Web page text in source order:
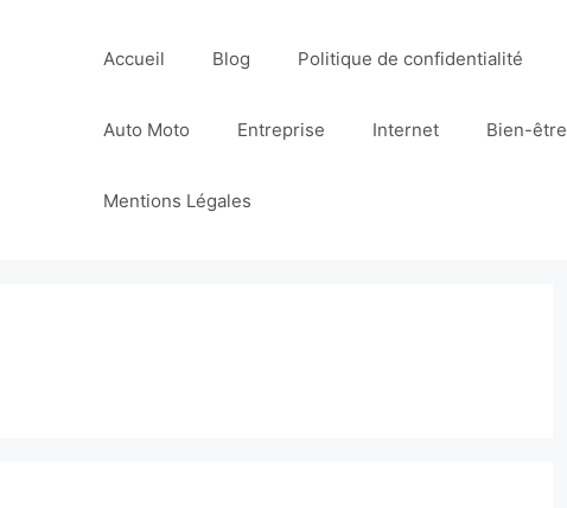
Accueil Blog Politique de confidentialité
Auto Moto Entreprise Internet Bien-être
Mentions Légales